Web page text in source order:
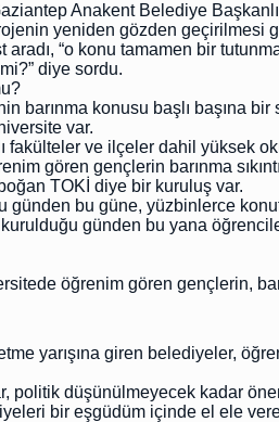
Anakent Belediye
yeniden gözden geçirilmesi
aradı, “o konu tamamen bir
diye sordu.
barınma konusu başlı başına bir
var.
fakülteler ve ilçeler dahil yüksek
gören gençlerin barınma
TOKİ diye bir kuruluş var.
günden bu güne, yüzbinlerce
günden bu yana
öğrenim gören gençlerin,
yarışına giren belediyeler,
politik düşünülmeyecek kadar
bir eşgüdüm içinde el ele